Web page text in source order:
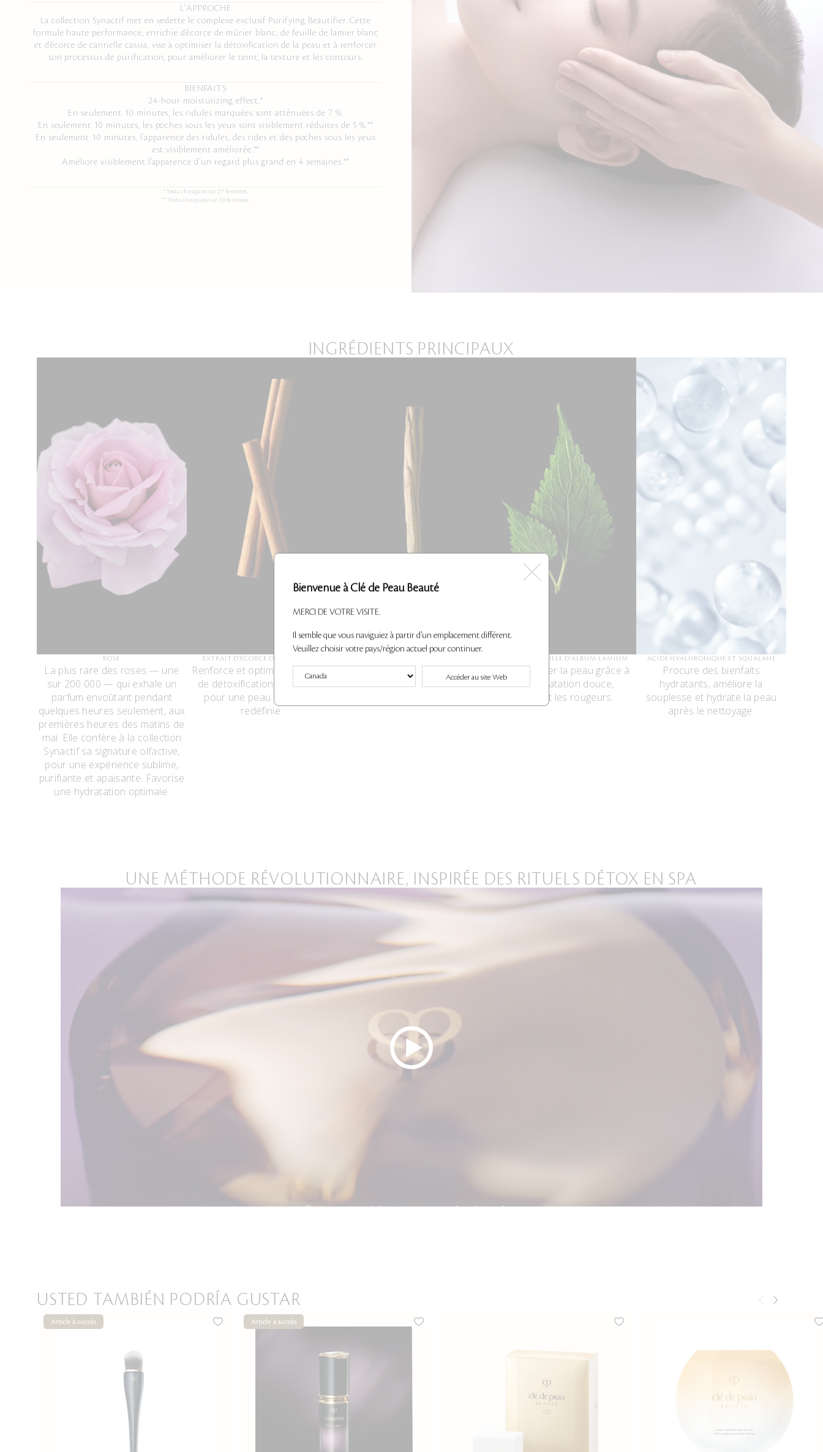
L'APPROCHE
La collection Synactif met en vedette le complexe exclusif Purifying Beautifier. Cette
formule haute performance, enrichie d’écorce de mûrier blanc, de feuille de lamier blanc
et d’écorce de cannelle cassia, vise à optimiser la détoxification de la peau et à renforcer
son processus de purification, pour améliorer le teint, la texture et les contours.
BIENFAITS
24-hour moisturizing effect.*
En seulement 10 minutes, les ridules marquées sont atténuées de 7 %.
En seulement 10 minutes, les poches sous les yeux sont visiblement réduites de 5 %.**
En seulement 10 minutes, l’apparence des ridules, des rides et des poches sous les yeux
est visiblement améliorée.**
Améliore visiblement l’apparence d’un regard plus grand en 4 semaines.**
*Tests cliniques sur 27 femmes.
**Tests cliniques sur 30 femmes.
INGRÉDIENTS PRINCIPAUX
ROSE
La plus rare des roses — une
sur 200 000 — qui exhale un
parfum envoûtant pendant
quelques heures seulement, aux
premières heures des matins de
mai. Elle confère à la collection
Synactif sa signature olfactive,
pour une expérience sublime,
purifiante et apaisante. Favorise
une hydratation optimale.
EXTRAIT D'ÉCORCE DE CINNAMON
Renforce et optimise le réseau
de détoxification de la peau,
pour une peau purifiée et
redéfinie.
Rehausse la texture, le teint et
les contours pour un effet
EXTRAIT DE FEUILLE D'ALBUM LAMIUM
Aide à apaiser la peau grâce à
une hydratation douce,
réduisant les rougeurs.
ACIDE HYALURONIQUE ET SQUALANE
Procure des bienfaits
hydratants, améliore la
souplesse et hydrate la peau
après le nettoyage.
UNE MÉTHODE RÉVOLUTIONNAIRE, INSPIRÉE DES RITUELS DÉTOX EN SPA
USTED TAMBIÉN PODRÍA GUSTAR
Article à succès Article à succès
Bienvenue à Clé de Peau Beauté
MERCI DE VOTRE VISITE.
Il semble que vous naviguiez à partir d'un emplacement différent.
Veuillez choisir votre pays/région actuel pour continuer.
Accéder au site Web